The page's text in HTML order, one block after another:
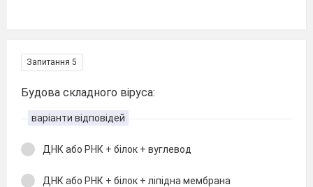
Запитання 5
Будова складного віруса:
варіанти відповідей
ДНК або РНК + білок + вуглевод
ДНК або РНК + білок + ліпідна мембрана